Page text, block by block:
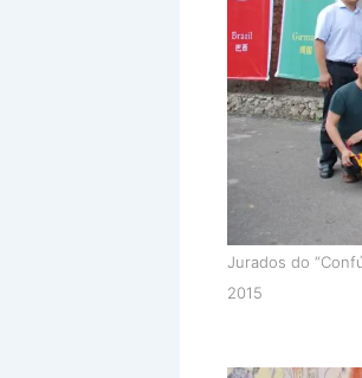
Jurados do
2015